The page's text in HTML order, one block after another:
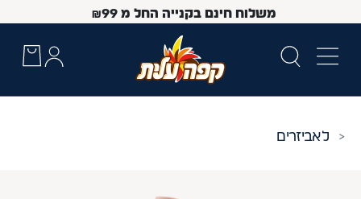
משלוח חינם בקנייה החל מ ₪99
אביזרים